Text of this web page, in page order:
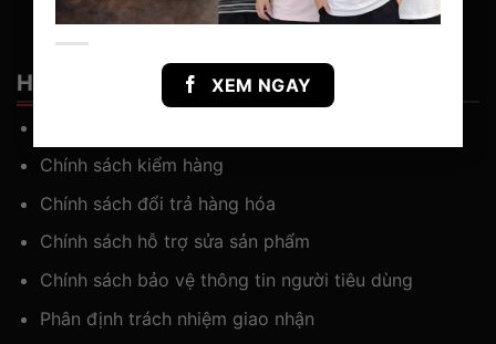
XEM NGAY
Hỗ Trợ khách hàng
Chính sách kiểm hàng
Chính sách đổi trả hàng hóa
Chính sách hỗ trợ sửa sản phẩm
Chính sách bảo vệ thông tin người tiêu dùng
Phân định trách nhiệm giao nhận